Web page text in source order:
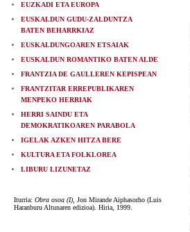
EUZKADI ETA EUROPA
EUSKALDUN GUDU-ZALDUNTZA
BATEN BEHARRKIAZ
EUSKALDUNGOAREN ETSAIAK
EUSKALDUN ROMANTIKO BATEN ALDE
FRANTZIA DE GAULLEREN KEPISPEAN
FRANTZITAR ERREPUBLIKAREN
MENPEKO HERRIAK
HERRI SAINDU ETA
DEMOKRATIKOAREN PARABOLA
IGELAK AZKEN HITZA BERE
KULTURA ETA FOLKLOREA
LIBURU LIZUNETAZ
Iturria: Obra osoa (I), Jon Mirande Aiphasorho (Luis
Haranburu Altunaren edizioa). Hiria, 1999.